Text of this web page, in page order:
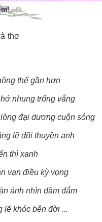
thể gần hơn
nhung trống vắng
đại dương cuộn sóng
lẽ dõi thuyền anh
thì xanh
vạn điều kỳ vọng
ánh nhìn đăm đắm
lẽ khóc bên đời ...